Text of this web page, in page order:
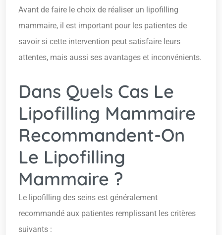
Avant de faire le choix de réaliser un lipofilling
mammaire, il est important pour les patientes de
savoir si cette intervention peut satisfaire leurs
attentes, mais aussi ses avantages et inconvénients.
Dans Quels Cas Le
Lipofilling Mammaire
Recommandent-On
Le Lipofilling
Mammaire ?
Le lipofilling des seins est généralement
recommandé aux patientes remplissant les critères
suivants :